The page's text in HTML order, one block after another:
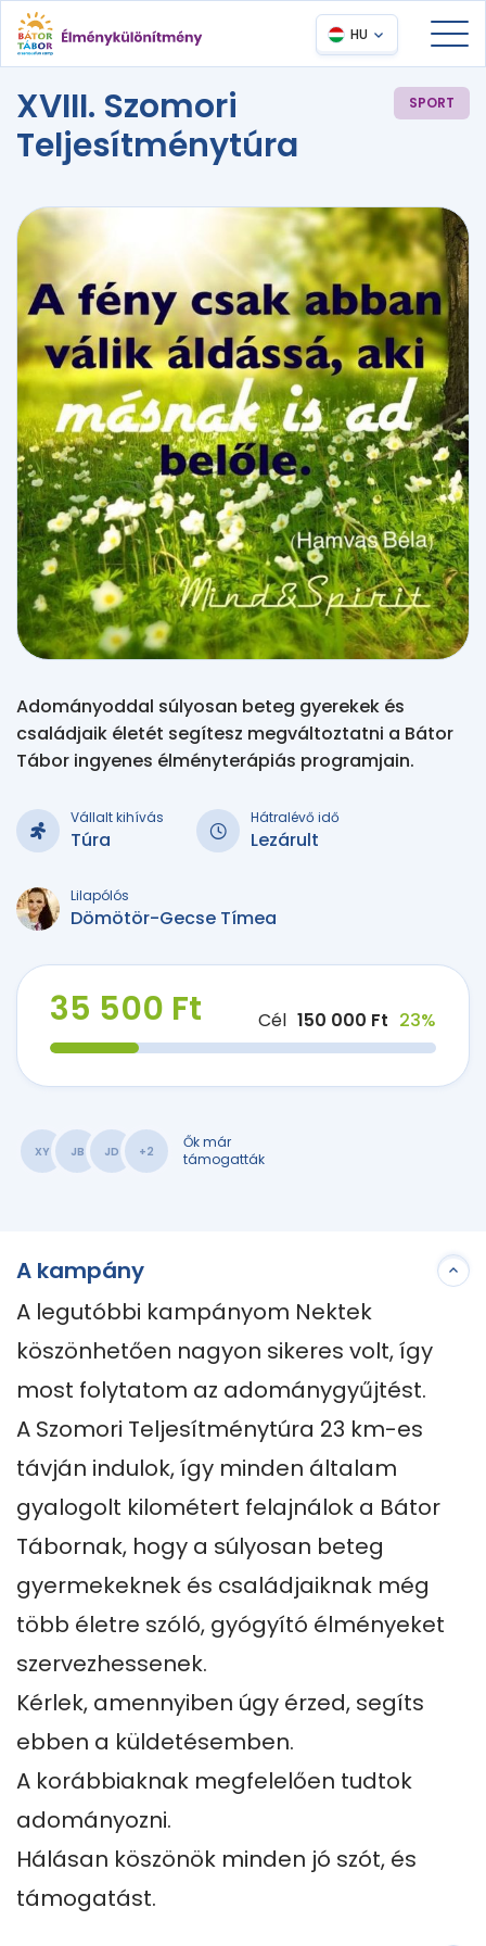
HU
XVIII. Szomori
Teljesítménytúra
SPORT
Adományoddal súlyosan beteg gyerekek és
családjaik életét segítesz megváltoztatni a Bátor
Tábor ingyenes élményterápiás programjain.
Vállalt kihívás
Túra
Hátralévő idő
Lezárult
Lilapólós
Dömötör-Gecse Tímea
35 500 Ft Cél 150 000 Ft 23%
XY JB JD +2
Ők már
támogatták
A kampány
A legutóbbi kampányom Nektek
köszönhetően nagyon sikeres volt, így
most folytatom az adománygyűjtést.
A Szomori Teljesítménytúra 23 km-es
távján indulok, így minden általam
gyalogolt kilométert felajnálok a Bátor
Tábornak, hogy a súlyosan beteg
gyermekeknek és családjaiknak még
több életre szóló, gyógyító élményeket
szervezhessenek.
Kérlek, amennyiben úgy érzed, segíts
ebben a küldetésemben.
A korábbiaknak megfelelően tudtok
adományozni.
Hálásan köszönök minden jó szót, és
támogatást.